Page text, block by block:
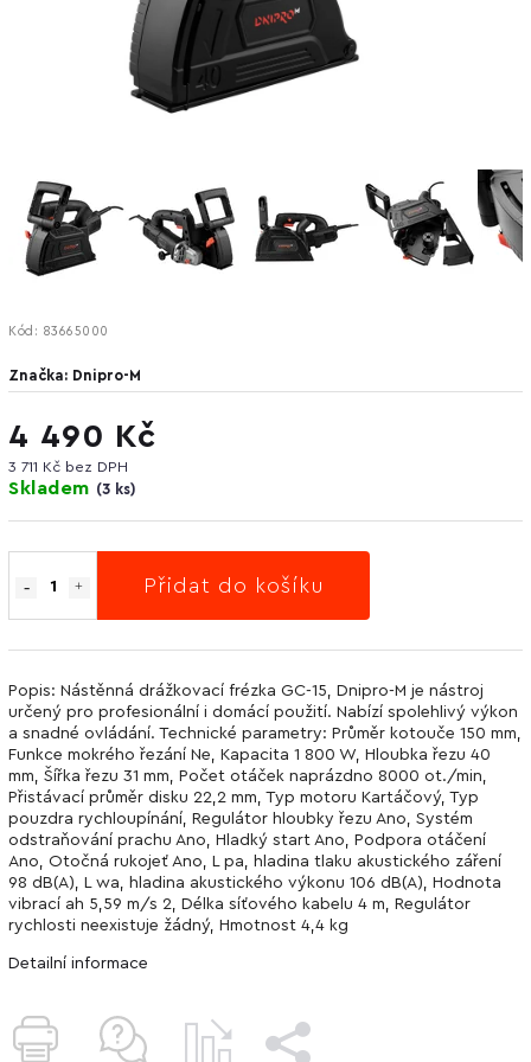
Kód: 83665000
Značka: Dnipro-M
4 490 Kč
3 711 Kč bez DPH
Skladem (3 ks)
Přidat do košíku
Popis: Nástěnná drážkovací frézka GC-15, Dnipro-M je nástroj
určený pro profesionální i domácí použití. Nabízí spolehlivý výkon
a snadné ovládání. Technické parametry: Průměr kotouče 150 mm,
Funkce mokrého řezání Ne, Kapacita 1 800 W, Hloubka řezu 40
mm, Šířka řezu 31 mm, Počet otáček naprázdno 8000 ot./min,
Přistávací průměr disku 22,2 mm, Typ motoru Kartáčový, Typ
pouzdra rychloupínání, Regulátor hloubky řezu Ano, Systém
odstraňování prachu Ano, Hladký start Ano, Podpora otáčení
Ano, Otočná rukojeť Ano, L pa, hladina tlaku akustického záření
98 dB(A), L wa, hladina akustického výkonu 106 dB(A), Hodnota
vibrací ah 5,59 m/s 2, Délka síťového kabelu 4 m, Regulátor
rychlosti neexistuje žádný, Hmotnost 4,4 kg
Detailní informace